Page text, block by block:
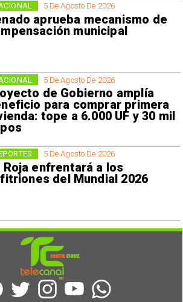
5 De Agosto De 2026
aprueba mecanismo de
municipal
5 De Agosto De 2026
de Gobierno amplía
para comprar primera
tope a 6.000 UF y 30 mil
5 De Agosto De 2026
Roja enfrentará a los
del Mundial 2026